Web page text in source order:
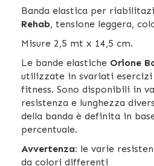
Banda elastica per
Rehab, tensione leggera,
Misure 2,5 mt x 14,5 cm.
Le bande elastiche Orione
utilizzate in svariati
fitness. Sono disponibili in
resistenza e lunghezza
della banda è definita in
percentuale.
Avvertenza: le varie
da colori differenti